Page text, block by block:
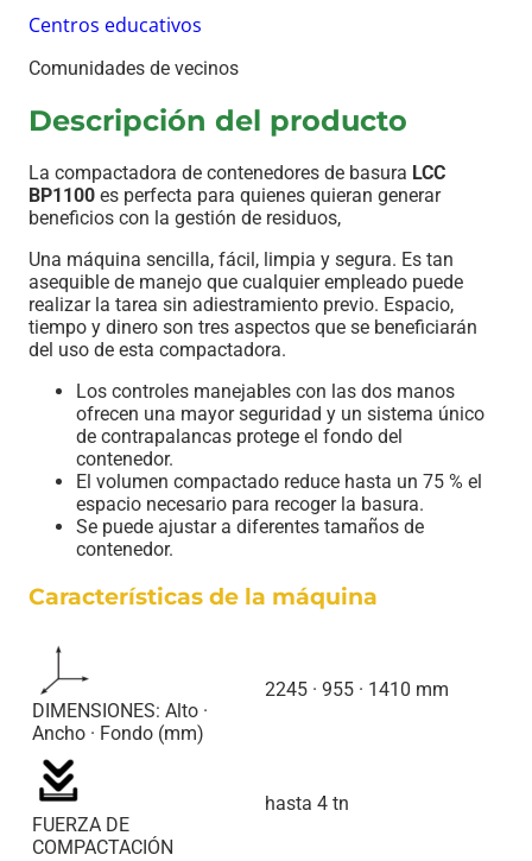
Centros educativos
Comunidades de vecinos
Descripción del producto
La compactadora de contenedores de basura LCC
BP1100 es perfecta para quienes quieran generar
beneficios con la gestión de residuos,
Una máquina sencilla, fácil, limpia y segura. Es tan
asequible de manejo que cualquier empleado puede
realizar la tarea sin adiestramiento previo. Espacio,
tiempo y dinero son tres aspectos que se beneficiarán
del uso de esta compactadora.
Los controles manejables con las dos manos
ofrecen una mayor seguridad y un sistema único
de contrapalancas protege el fondo del
contenedor.
El volumen compactado reduce hasta un 75 % el
espacio necesario para recoger la basura.
Se puede ajustar a diferentes tamaños de
contenedor.
Características de la máquina
DIMENSIONES: Alto ·
Ancho · Fondo (mm)
2245 · 955 · 1410 mm
FUERZA DE
COMPACTACIÓN
hasta 4 tn